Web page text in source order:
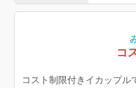
コ
コスト制限付きイカップ